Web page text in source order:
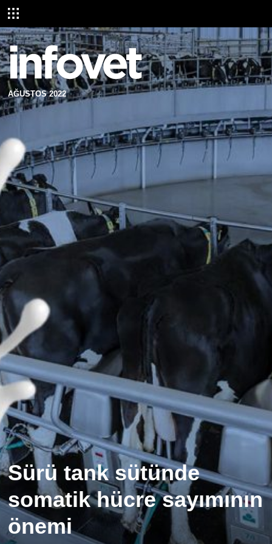
AĞUSTOS 2022
Sürü tank sütünde
somatik hücre sayımının
önemi